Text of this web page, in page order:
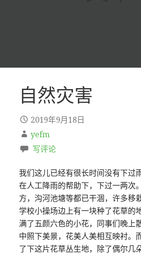
自然灾害
2019年9月18日
yefm
写评论
我们这儿已经有很长时间没有下过
在人工降雨的帮助下，下过一两次
方，沟河池塘等都已干涸，许多移
学校小操场边上有一块种了花草的
满了五颜六色的小花，同事们晚上
中照下美景，花美人美相互映衬。
了下这片花草丛生地，除了偶尔几